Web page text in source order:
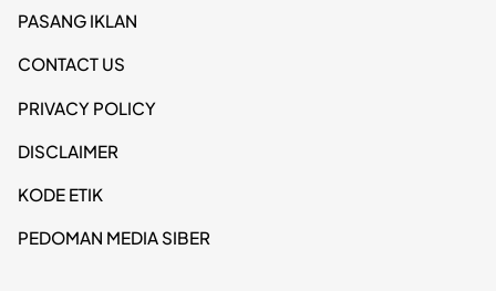
PASANG IKLAN
CONTACT US
PRIVACY POLICY
DISCLAIMER
KODE ETIK
PEDOMAN MEDIA SIBER